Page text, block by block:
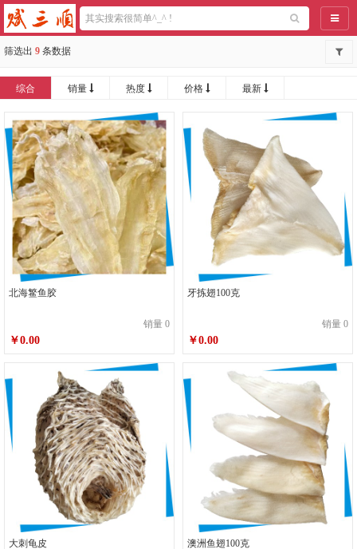
导航
筛选出 9 条数据
综合 销量 热度 价格 最新
北海鳘鱼胶
销量 0
￥0.00
牙拣翅100克
销量 0
￥0.00
大刺龟皮 澳洲鱼翅100克